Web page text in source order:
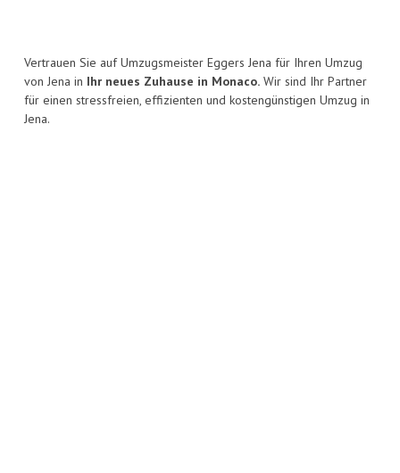
Vertrauen Sie auf Umzugsmeister Eggers Jena für Ihren Umzug
von Jena in Ihr neues Zuhause in Monaco. Wir sind Ihr Partner
für einen stressfreien, effizienten und kostengünstigen Umzug in
Jena.